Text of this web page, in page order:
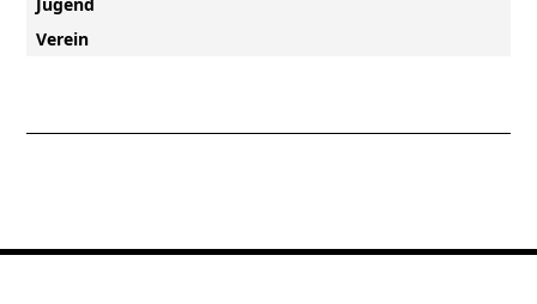
Verein